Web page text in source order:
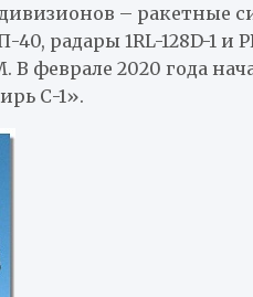
– ракетные
радары 1RL-128D-1 и
феврале 2020 года
С-1».